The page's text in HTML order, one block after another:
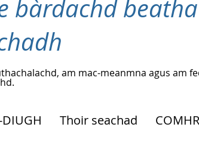
bàrdachd beatha
am mac-meanmna agus am
Thoir seachad